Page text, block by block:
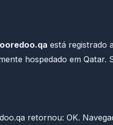
ooredoo.qa está registrado
hospedado em Qatar.
retornou: OK.